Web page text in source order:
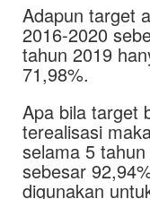
Adapun target
2016-2020
tahun 2019
71,98%.
Apa bila target
terealisasi
selama 5
sebesar
digunakan